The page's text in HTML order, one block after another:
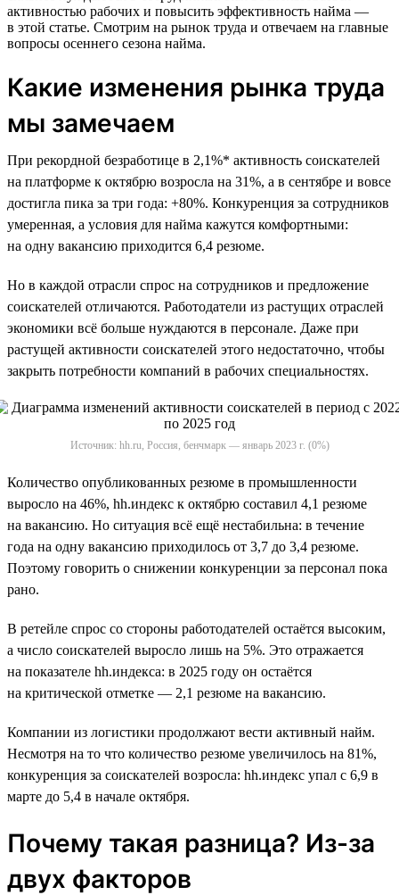
активностью рабочих и повысить эффективность найма —
в этой статье. Смотрим на рынок труда и отвечаем на главные
вопросы осеннего сезона найма.
Какие изменения рынка труда
мы замечаем
При рекордной безработице в 2,1%* активность соискателей
на платформе к октябрю возросла на 31%, а в сентябре и вовсе
достигла пика за три года: +80%. Конкуренция за сотрудников
умеренная, а условия для найма кажутся комфортными:
на одну вакансию приходится 6,4 резюме.
Но в каждой отрасли спрос на сотрудников и предложение
соискателей отличаются. Работодатели из растущих отраслей
экономики всё больше нуждаются в персонале. Даже при
растущей активности соискателей этого недостаточно, чтобы
закрыть потребности компаний в рабочих специальностях.
Источник: hh.ru, Россия, бенчмарк — январь 2023 г. (0%)
Количество опубликованных резюме в промышленности
выросло на 46%, hh.индекс к октябрю составил 4,1 резюме
на вакансию. Но ситуация всё ещё нестабильна: в течение
года на одну вакансию приходилось от 3,7 до 3,4 резюме.
Поэтому говорить о снижении конкуренции за персонал пока
рано.
В ретейле спрос со стороны работодателей остаётся высоким,
а число соискателей выросло лишь на 5%. Это отражается
на показателе hh.индекса: в 2025 году он остаётся
на критической отметке — 2,1 резюме на вакансию.
Компании из логистики продолжают вести активный найм.
Несмотря на то что количество резюме увеличилось на 81%,
конкуренция за соискателей возросла: hh.индекс упал с 6,9 в
марте до 5,4 в начале октября.
Почему такая разница? Из-за
двух факторов